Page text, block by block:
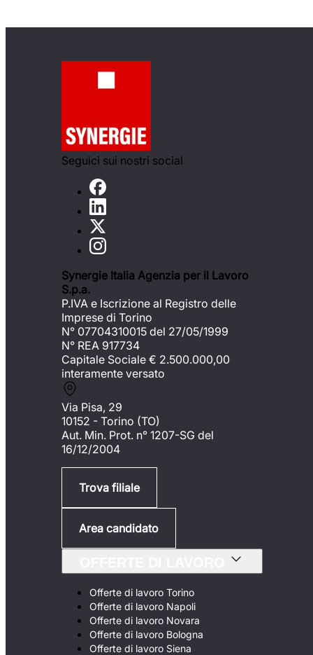
Seguici sui nostri social
Synergie Italia Agenzia per il Lavoro
S.p.a.
P.IVA e Iscrizione al Registro delle
Imprese di Torino
N° 07704310015 del 27/05/1999
N° REA 917734
Capitale Sociale € 2.500.000,00
interamente versato
Via Pisa, 29
10152 - Torino (TO)
Aut. Min. Prot. n° 1207-SG del
16/12/2004
Trova filiale
Area candidato
Offerte di lavoro Torino
Offerte di lavoro Napoli
Offerte di lavoro Novara
Offerte di lavoro Bologna
Offerte di lavoro Siena